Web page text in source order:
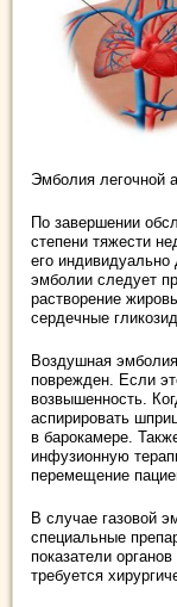
Эмболия легочной
По завершении
степени тяжести
его
эмболии следует
растворение
сердечные
Воздушная
поврежден. Если
возвышенность.
аспирировать
в барокамере.
инфузионную
перемещение
В случае газовой
специальные
показатели
требуется